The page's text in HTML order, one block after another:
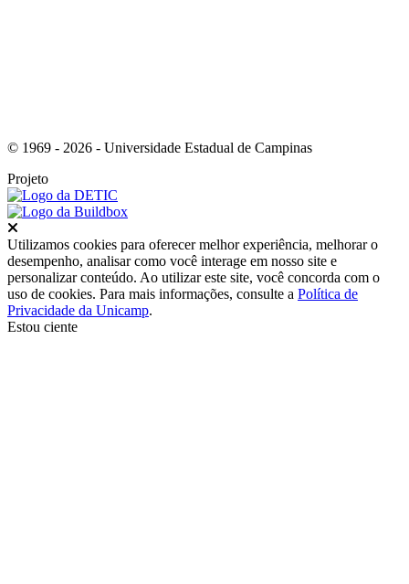
© 1969 - 2026 - Universidade Estadual de Campinas
Projeto
Utilizamos cookies para oferecer melhor experiência, melhorar o
desempenho, analisar como você interage em nosso site e
personalizar conteúdo. Ao utilizar este site, você concorda com o
uso de cookies. Para mais informações, consulte a Política de
Privacidade da Unicamp.
Estou ciente